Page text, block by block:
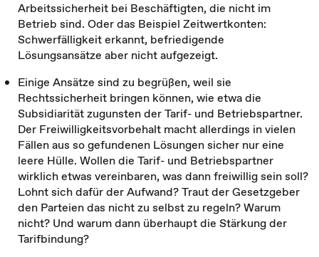
Arbeitssicherheit bei Beschäftigten, die nicht im
Betrieb sind. Oder das Beispiel Zeitwertkonten:
Schwerfälligkeit erkannt, befriedigende
Lösungsansätze aber nicht aufgezeigt.
Einige Ansätze sind zu begrüßen, weil sie
Rechtssicherheit bringen können, wie etwa die
Subsidiarität zugunsten der Tarif- und Betriebspartner.
Der Freiwilligkeitsvorbehalt macht allerdings in vielen
Fällen aus so gefundenen Lösungen sicher nur eine
leere Hülle. Wollen die Tarif- und Betriebspartner
wirklich etwas vereinbaren, was dann freiwillig sein soll?
Lohnt sich dafür der Aufwand? Traut der Gesetzgeber
den Parteien das nicht zu selbst zu regeln? Warum
nicht? Und warum dann überhaupt die Stärkung der
Tarifbindung?